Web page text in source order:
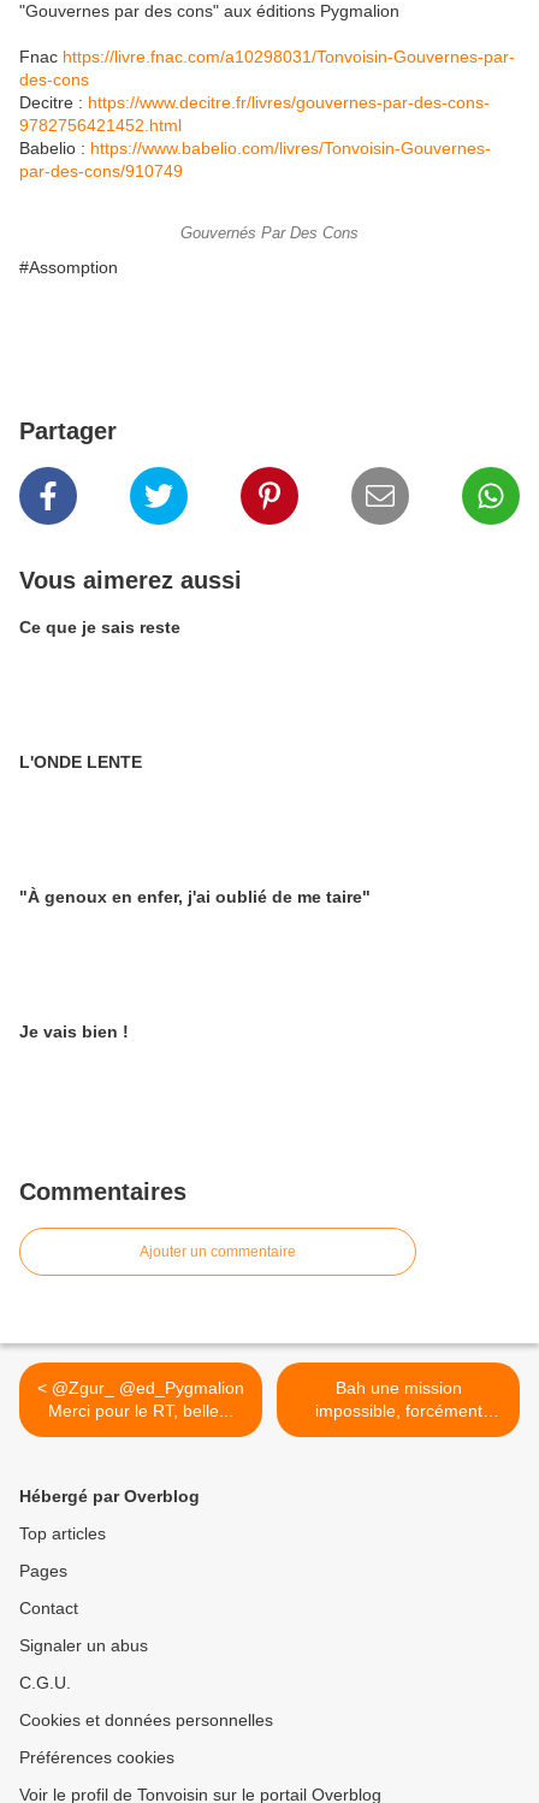
"Gouvernes par des cons" aux éditions Pygmalion
Fnac https://livre.fnac.com/a10298031/Tonvoisin-Gouvernes-par-
des-cons
Decitre : https://www.decitre.fr/livres/gouvernes-par-des-cons-
9782756421452.html
Babelio : https://www.babelio.com/livres/Tonvoisin-Gouvernes-
par-des-cons/910749
Gouvernés Par Des Cons
#Assomption
Partager
Vous aimerez aussi
Ce que je sais reste
L'ONDE LENTE
"À genoux en enfer, j'ai oublié de me taire"
Je vais bien !
Commentaires
Ajouter un commentaire
< @Zgur_ @ed_Pygmalion
Merci pour le RT, belle...
Bah une mission
impossible, forcément
c'est... >
Hébergé par Overblog
Top articles
Pages
Contact
Signaler un abus
C.G.U.
Cookies et données personnelles
Préférences cookies
Voir le profil de Tonvoisin sur le portail Overblog